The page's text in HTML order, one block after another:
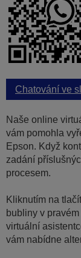
Chatování ve
Naše online
vám pomohla
Epson. Když
zadání
procesem.
Kliknutím na
bubliny v
virtuální
vám nabídne